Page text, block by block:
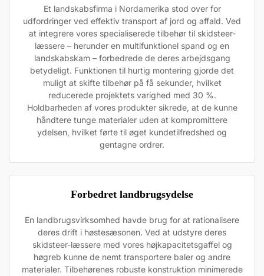
Et landskabsfirma i Nordamerika stod over for
udfordringer ved effektiv transport af jord og affald. Ved
at integrere vores specialiserede tilbehør til skidsteer-
læssere – herunder en multifunktionel spand og en
landskabskam – forbedrede de deres arbejdsgang
betydeligt. Funktionen til hurtig montering gjorde det
muligt at skifte tilbehør på få sekunder, hvilket
reducerede projektets varighed med 30 %.
Holdbarheden af vores produkter sikrede, at de kunne
håndtere tunge materialer uden at kompromittere
ydelsen, hvilket førte til øget kundetilfredshed og
gentagne ordrer.
Forbedret landbrugsydelse
En landbrugsvirksomhed havde brug for at rationalisere
deres drift i høstesæsonen. Ved at udstyre deres
skidsteer-læssere med vores højkapacitetsgaffel og
høgreb kunne de nemt transportere baler og andre
materialer. Tilbehørenes robuste konstruktion minimerede